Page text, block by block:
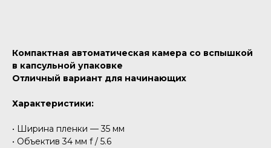
Компактная автоматическая камера со вспышкой
в капсульной упаковке
Отличный вариант для начинающих
Характеристики:
• Ширина пленки — 35 мм
• Объектив 34 мм f / 5.6